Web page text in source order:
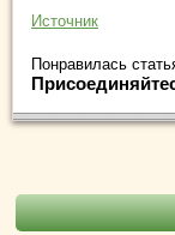
Источник
Понравилась